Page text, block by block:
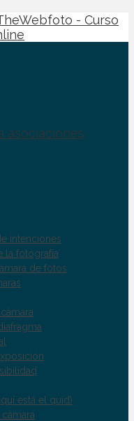
asociaciones
intenciones
la fotografía
de fotos
está el quid)